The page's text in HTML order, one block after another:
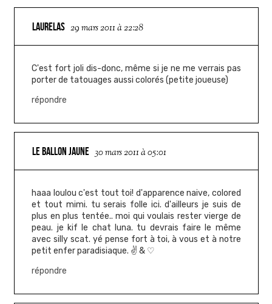
LAURELAS 29 mars 2011 à 22:28
C'est fort joli dis-donc, même si je ne me verrais pas
porter de tatouages aussi colorés (petite joueuse)
répondre
LE BALLON JAUNE 30 mars 2011 à 05:01
haaa loulou c'est tout toi! d'apparence naive, colored
et tout mimi. tu serais folle ici. d'ailleurs je suis de
plus en plus tentée.. moi qui voulais rester vierge de
peau. je kif le chat luna. tu devrais faire le même
avec silly scat. yé pense fort à toi, à vous et à notre
petit enfer paradisiaque. ✌ & ♡
répondre